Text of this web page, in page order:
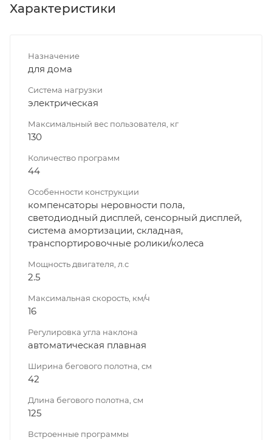
Характеристики
Назначение
для дома
Система нагрузки
электрическая
Максимальный вес пользователя, кг
130
Количество программ
44
Особенности конструкции
компенсаторы неровности пола,
светодиодный дисплей, сенсорный дисплей,
система амортизации, складная,
транспортировочные ролики/колеса
Мощность двигателя, л.с
2.5
Максимальная скорость, км/ч
16
Регулировка угла наклона
автоматическая плавная
Ширина бегового полотна, см
42
Длина бегового полотна, см
125
Встроенные программы